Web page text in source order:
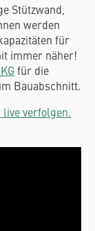
Stützwand,
werden
für
immer näher!
für die
Bauabschnitt.
live verfolgen.